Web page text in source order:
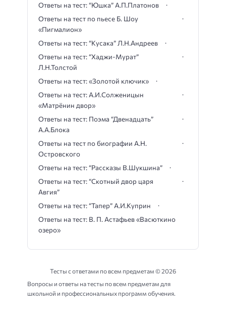
Ответы на тест: “Юшка” А.П.Платонов
Ответы на тест по пьесе Б. Шоу
«Пигмалион»
Ответы на тест: “Кусака” Л.Н.Андреев
Ответы на тест: “Хаджи-Мурат”
Л.Н.Толстой
Ответы на тест: «Золотой ключик»
Ответы на тест: А.И.Солженицын
«Матрёнин двор»
Ответы на тест: Поэма “Двенадцать”
А.А.Блока
Ответы на тест по биографии А.Н.
Островского
Ответы на тест: “Рассказы В.Шукшина”
Ответы на тест: “Скотный двор царя
Авгия”
Ответы на тест: “Тапер” А.И.Куприн
Ответы на тест: В. П. Астафьев «Васюткино
озеро»
Тесты с ответами по всем предметам ©2026
Вопросы и ответы на тесты по всем предметам для
школьной и профессиональных программ обучения.